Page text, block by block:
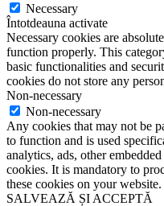
Necessary
Întotdeauna activate
Necessary cookies are
function properly. This
basic functionalities and
cookies do not store any
Non-necessary
Non-necessary
Any cookies that may not be
to function and is used
analytics, ads, other
cookies. It is mandatory to
these cookies on your website.
SALVEAZĂ ȘI ACCEPTĂ